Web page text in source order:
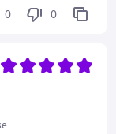
з метою
0 0